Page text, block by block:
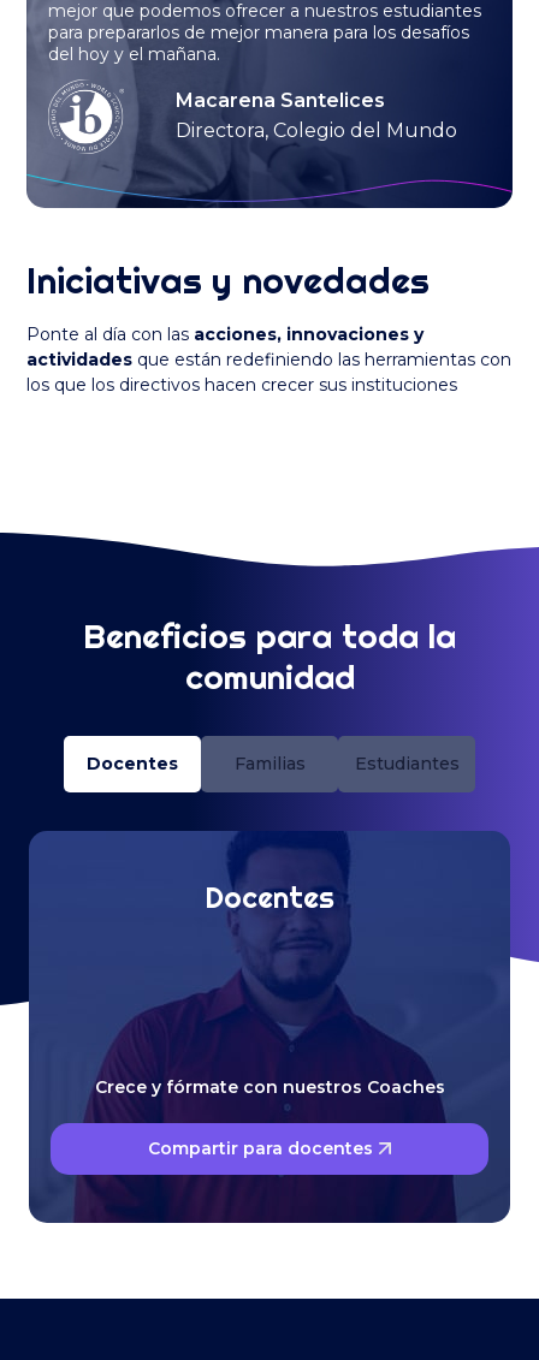
mejor que podemos ofrecer a nuestros estudiantes
para prepararlos de mejor manera para los desafíos
del hoy y el mañana.
Macarena Santelices
Directora, Colegio del Mundo
Iniciativas y novedades
Ponte al día con las acciones, innovaciones y
actividades que están redefiniendo las herramientas con
los que los directivos hacen crecer sus instituciones
Beneficios para toda la
comunidad
Docentes Familias Estudiantes
Docentes
Crece y fórmate con nuestros Coaches
Compartir para docentes